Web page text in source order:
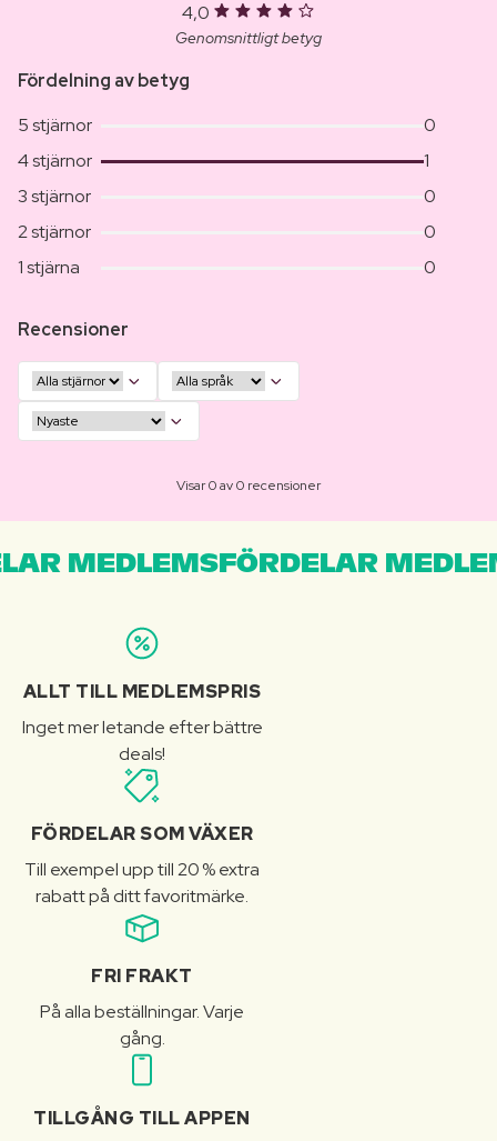
4,0
Genomsnittligt betyg
Fördelning av betyg
5 stjärnor
0
4 stjärnor
1
3 stjärnor
0
2 stjärnor
0
1 stjärna
0
Recensioner
Visar 0 av 0 recensioner
MEDLEMSFÖRDELAR
ALLT TILL MEDLEMSPRIS
Inget mer letande efter bättre
deals!
FÖRDELAR SOM VÄXER
Till exempel upp till 20 % extra
rabatt på ditt favoritmärke.
FRI FRAKT
På alla beställningar. Varje
gång.
TILLGÅNG TILL APPEN